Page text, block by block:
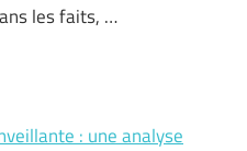
les faits, …
: une analyse